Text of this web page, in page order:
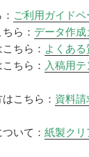
ご利用ガイドペ
ら： データ作
ちら： よくあ
ちら： 入稿用
こちら： 資料
ついて：紙製ク